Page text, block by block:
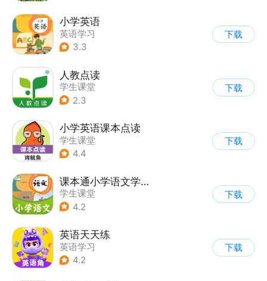
小学英语
英语学习
3.3
下载
人教点读
学生课堂
2.3
下载
小学英语课本点读
学生课堂
4.4
下载
课本通小学语文学习平台
学生课堂
4.2
下载
英语天天练
英语学习
4.2
下载